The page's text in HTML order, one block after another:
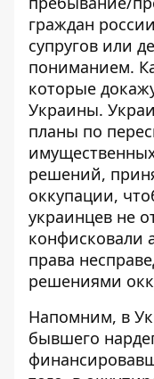
граждан
супругов или
пониманием.
которые
Украины.
планы по
решений,
оккупации,
украинцев не
конфисковали
права
решениями
Напомним, в
бывшего